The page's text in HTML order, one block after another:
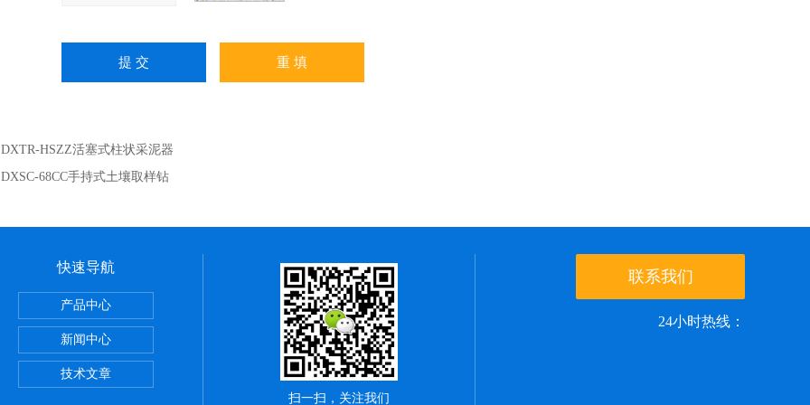
DXTR-HSZZ活塞式柱状采泥器
DXSC-68CC手持式土壤取样钻
游生物沉降器 两联沉淀器 生物浓缩器
20um微藻网 10um微孔网
浅1/2/3型海洋生物采集网
快速导航
产品中心
新闻中心
技术文章
扫一扫，关注我们
联系我们
24小时热线：